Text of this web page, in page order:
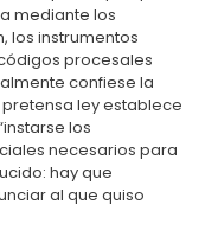
mediante los
los instrumentos
procesales
confiese la
ley establece
los
necesarios para
hay que
al que quiso